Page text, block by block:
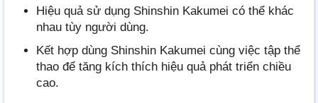
Hiệu quả sử dụng Shinshin Kakumei có thể khác
nhau tùy người dùng.
Kết hợp dùng Shinshin Kakumei cùng việc tập thể
thao để tăng kích thích hiệu quả phát triển chiều
cao.